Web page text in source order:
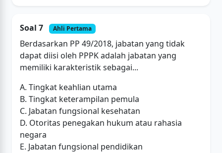
Soal 7 Ahli Pertama
Berdasarkan PP 49/2018, jabatan yang tidak
dapat diisi oleh PPPK adalah jabatan yang
memiliki karakteristik sebagai...
A. Tingkat keahlian utama
B. Tingkat keterampilan pemula
C. Jabatan fungsional kesehatan
D. Otoritas penegakan hukum atau rahasia
negara
E. Jabatan fungsional pendidikan